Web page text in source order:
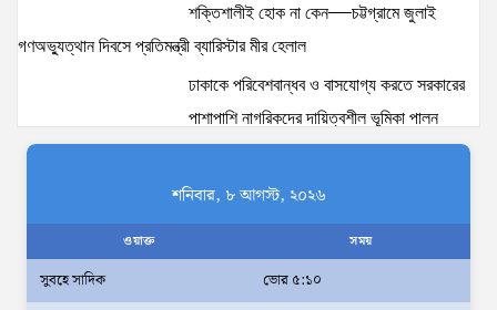
জুলাইয়ের শহীদ ও আহত ১০ ব্যক্তির পরিবারের হাতে চাকরির
নিয়োগপত্র তুলে দিলেন প্রধানমন্ত্রী
posted on August 8, 2026
আইনশৃঙ্খলা পরিস্থিতি সম্পূর্ণ নিয়ন্ত্রণে রয়েছে: স্বরাষ্ট্রমন্ত্রী
শক্তিশালীই হোক না কেন—চট্টগ্রামে জুলাই
গণঅভ্যুত্থান দিবসে প্রতিমন্ত্রী ব্যারিস্টার মীর হেলাল
ঢাকাকে পরিবেশবান্ধব ও বাসযোগ্য করতে সরকারের
পাশাপাশি নাগরিকদের দায়িত্বশীল ভূমিকা পালন
করতে হবে: স্থানীয় সরকার প্রতিমন্ত্রী মীর শাহে আলম
আমরা মালিক নই, দেশের ১৮ কোটি জনগণের
সেবক: ভূমি প্রতিমন্ত্রী ব্যারিস্টার মীর হেলাল
অহেতুক প্রকল্প নয়, পাহাড়িদের জীবনমান উন্নয়নে
শনিবার, ৮ আগস্ট, ২০২৬
ওয়াক্ত সময়
সুবহে সাদিক
ভোর ৫:১০